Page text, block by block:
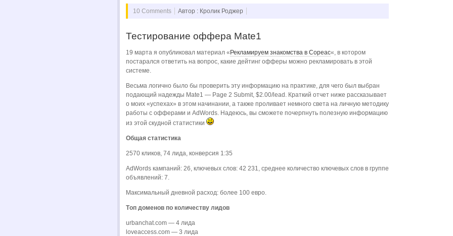
10 Comments Автор : Кролик Роджер
Тестирование оффера Mate1
19 марта я опубликовал материал « Рекламируем знакомства в Copeac«, в котором
постарался ответить на вопрос, какие дейтинг офферы можно рекламировать в этой
системе.
Весьма логично было бы проверить эту информацию на практике, для чего был выбран
подающий надежды Mate1 — Page 2 Submit, $2.00/lead. Краткий отчет ниже рассказывает
о моих «успехах» в этом начинании, а также проливает немного света на личную методику
работы с офферами и AdWords. Надеюсь, вы сможете почерпнуть полезную информацию
из этой скудной статистики
Общая статистика
2570 кликов, 74 лида, конверсия 1:35
AdWords кампаний: 26, ключевых слов: 42 231, среднее количество ключевых слов в группе
объявлений: 7.
Максимальный дневной расход: более 100 евро.
Tоп доменов по количеству лидов
urbanchat.com — 4 лида
loveaccess.com — 3 лида